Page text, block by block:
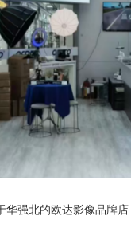
华强北的欧达影像品牌店